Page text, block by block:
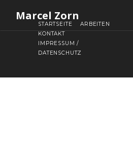
Marcel Zorn
STARTSEITE
ARBEITEN
KONTAKT
IMPRESSUM /
DATENSCHUTZ